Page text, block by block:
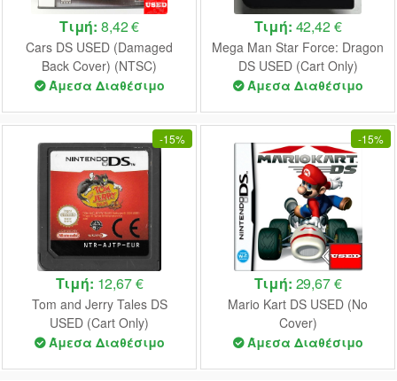
Τιμή: 8,42 €
Cars DS USED (Damaged
Back Cover) (NTSC)
Άμεσα Διαθέσιμο
Τιμή: 42,42 €
Mega Man Star Force: Dragon
DS USED (Cart Only)
Άμεσα Διαθέσιμο
-15%
Τιμή: 12,67 €
Tom and Jerry Tales DS
USED (Cart Only)
Άμεσα Διαθέσιμο
-15%
Τιμή: 29,67 €
Mario Kart DS USED (No
Cover)
Άμεσα Διαθέσιμο